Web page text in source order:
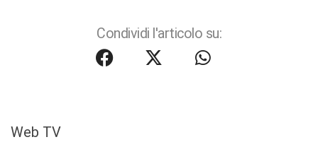
Condividi l'articolo su:
Web TV